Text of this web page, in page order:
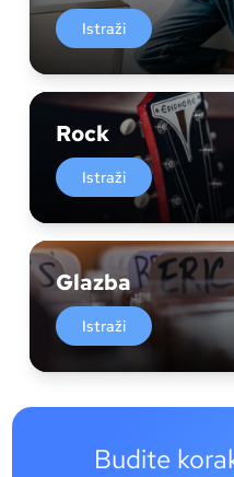
Istraži
Rock
Istraži
Glazba
Istraži
Budite